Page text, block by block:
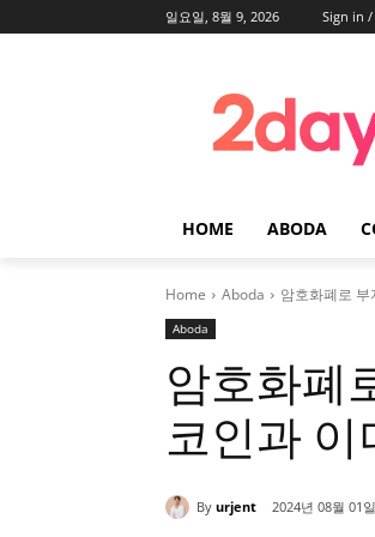
일요일, 8월 9, 2026 Sign in /
HOME ABODA
Home Aboda 암호화폐로
Aboda
암호화폐
코인과 이
By urjent 2024년 08월 01일